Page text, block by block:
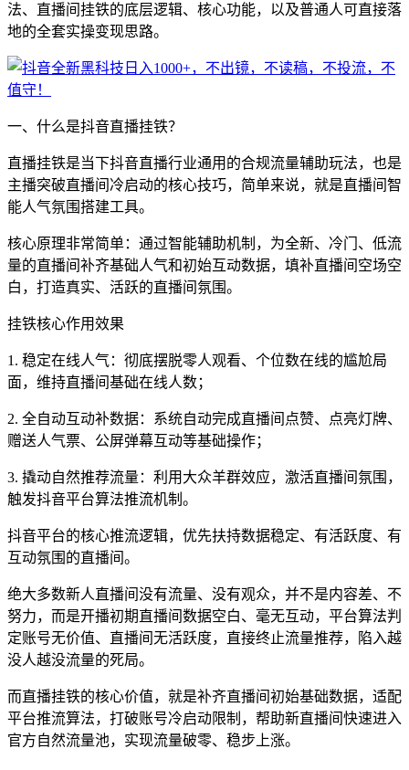
法、直播间挂铁的底层逻辑、核心功能，以及普通人可直接落
地的全套实操变现思路。
一、什么是抖音直播挂铁？
直播挂铁是当下抖音直播行业通用的合规流量辅助玩法，也是
主播突破直播间冷启动的核心技巧，简单来说，就是直播间智
能人气氛围搭建工具。
核心原理非常简单：通过智能辅助机制，为全新、冷门、低流
量的直播间补齐基础人气和初始互动数据，填补直播间空场空
白，打造真实、活跃的直播间氛围。
挂铁核心作用效果
1. 稳定在线人气：彻底摆脱零人观看、个位数在线的尴尬局
面，维持直播间基础在线人数；
2. 全自动互动补数据：系统自动完成直播间点赞、点亮灯牌、
赠送人气票、公屏弹幕互动等基础操作；
3. 撬动自然推荐流量：利用大众羊群效应，激活直播间氛围，
触发抖音平台算法推流机制。
抖音平台的核心推流逻辑，优先扶持数据稳定、有活跃度、有
互动氛围的直播间。
绝大多数新人直播间没有流量、没有观众，并不是内容差、不
努力，而是开播初期直播间数据空白、毫无互动，平台算法判
定账号无价值、直播间无活跃度，直接终止流量推荐，陷入越
没人越没流量的死局。
而直播挂铁的核心价值，就是补齐直播间初始基础数据，适配
平台推流算法，打破账号冷启动限制，帮助新直播间快速进入
官方自然流量池，实现流量破零、稳步上涨。